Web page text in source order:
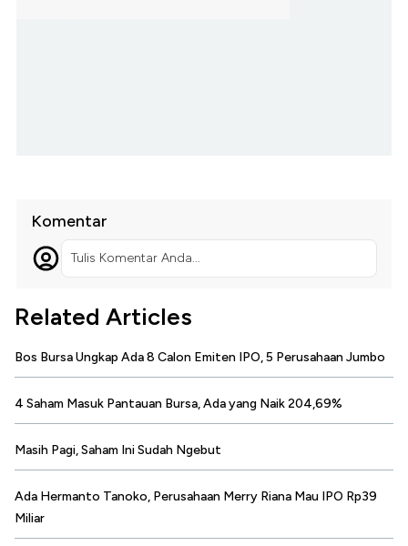
Komentar
Tulis Komentar Anda...
Related Articles
Bos Bursa Ungkap Ada 8 Calon Emiten IPO, 5 Perusahaan Jumbo
4 Saham Masuk Pantauan Bursa, Ada yang Naik 204,69%
Masih Pagi, Saham Ini Sudah Ngebut
Ada Hermanto Tanoko, Perusahaan Merry Riana Mau IPO Rp39
Miliar